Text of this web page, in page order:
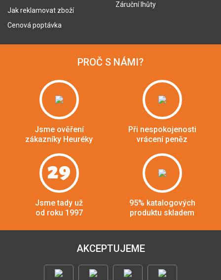
Jak reklamovat zboží
Cenová poptávka
Záruční lhůty
PROČ S NÁMI?
Jsme ověření
zákazníky Heuréky
Při nespokojenosti
vrácení peněz
29
Jsme tady už
od roku 1997
95% katalogových
produktu skladem
AKCEPTUJEME